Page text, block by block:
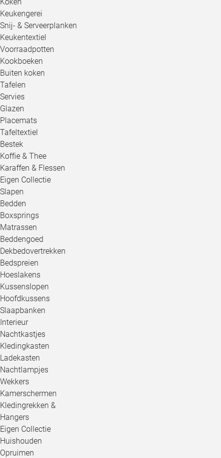
Keukengerei
Snij- & Serveerplanken
Keukentextiel
Voorraadpotten
Kookboeken
Buiten koken
Tafelen
Servies
Glazen
Placemats
Tafeltextiel
Bestek
Koffie & Thee
Karaffen & Flessen
Eigen Collectie
Slapen
Bedden
Boxsprings
Matrassen
Beddengoed
Dekbedovertrekken
Bedspreien
Hoeslakens
Kussenslopen
Hoofdkussens
Slaapbanken
Interieur
Nachtkastjes
Kledingkasten
Ladekasten
Nachtlampjes
Wekkers
Kamerschermen
Kledingrekken &
Hangers
Eigen Collectie
Huishouden
Opruimen